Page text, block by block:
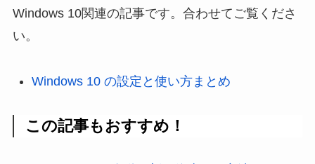
Windows 10関連の記事です。合わせてご覧くださ
い。
Windows 10 の設定と使い方まとめ
この記事もおすすめ！